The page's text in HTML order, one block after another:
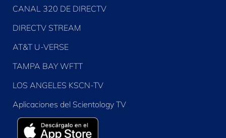
CANAL 320 DE DIRECTV
DIRECTV STREAM
AT&T U-VERSE
TAMPA BAY WFTT
LOS ANGELES KSCN-TV
Aplicaciones del Scientology TV